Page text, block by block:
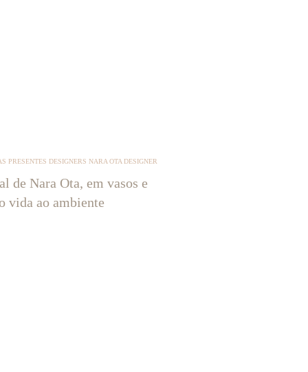
PRESENTES DESIGNERS NARA OTA DESIGNER
de Nara Ota, em vasos e
vida ao ambiente